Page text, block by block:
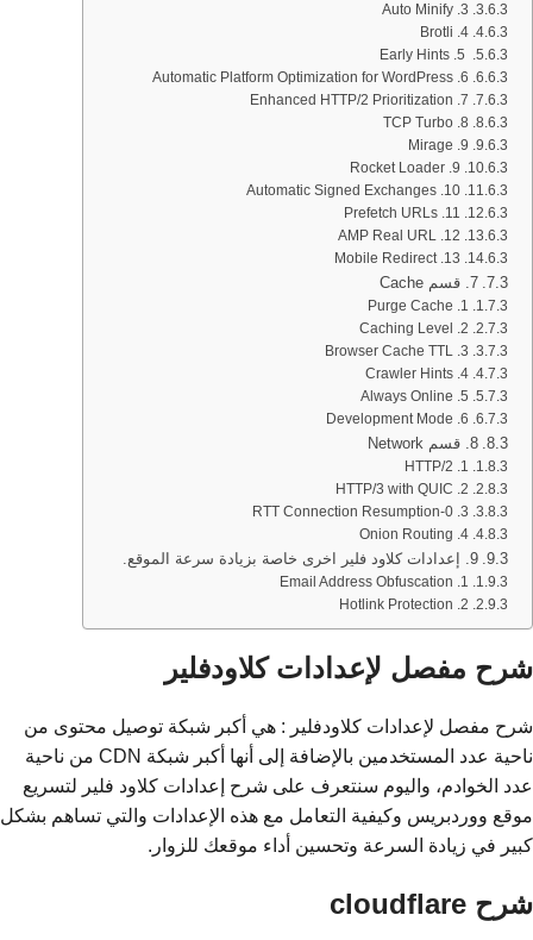
3. Auto Minify
4. Brotli
6. Automatic Platform Optimization for WordPress
7. Enhanced HTTP/2 Prioritization
8. TCP Turbo
9. Mirage
9. Rocket Loader
10. Automatic Signed Exchanges
11. Prefetch URLs
12. AMP Real URL
13. Mobile Redirect
7. قسم Cache
1. Purge Cache
2. Caching Level
3. Browser Cache TTL
4. Crawler Hints
5. Always Online
6. Development Mode
8. قسم Network
1. HTTP/2
2. HTTP/3 with QUIC
3. 0-RTT Connection Resumption
4. Onion Routing
9. إعدادات كلاود فلير اخرى خاصة بزيادة سرعة الموقع.
1. Email Address Obfuscation
2. Hotlink Protection
شرح مفصل لإعدادات كلاودفلير
شرح مفصل لإعدادات كلاودفلير : هي أكبر شبكة توصيل محتوى من
ناحية عدد المستخدمين بالإضافة إلى أنها أكبر شبكة CDN من ناحية
عدد الخوادم، واليوم سنتعرف على شرح إعدادات كلاود فلير لتسريع
موقع ووردبريس وكيفية التعامل مع هذه الإعدادات والتي تساهم بشكل
كبير في زيادة السرعة وتحسين أداء موقعك للزوار.
شرح cloudflare